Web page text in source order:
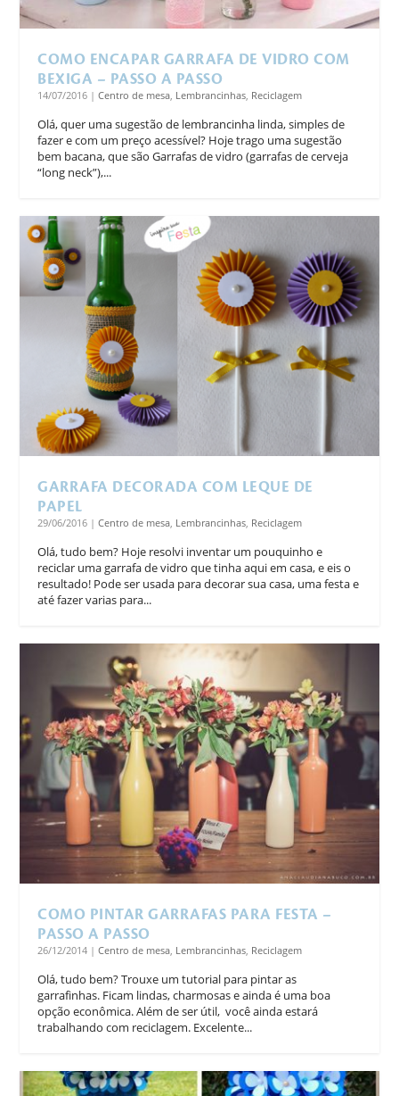
COMO ENCAPAR GARRAFA DE VIDRO COM
BEXIGA – PASSO A PASSO
14/07/2016 |Centro de mesa, Lembrancinhas, Reciclagem
Olá, quer uma sugestão de lembrancinha linda, simples de
fazer e com um preço acessível? Hoje trago uma sugestão
bem bacana, que são Garrafas de vidro (garrafas de cerveja
“long neck”),...
GARRAFA DECORADA COM LEQUE DE
PAPEL
29/06/2016 |Centro de mesa Lembrancinhas Reciclagem
Olá, tudo bem? Hoje resolvi inventar um pouquinho e
reciclar uma garrafa de vidro que tinha aqui em casa, e eis o
resultado! Pode ser usada para decorar sua casa, uma festa e
até fazer varias para...
COMO PINTAR GARRAFAS PARA FESTA –
PASSO A PASSO
26/12/2014 |Centro de mesa Lembrancinhas Reciclagem
Olá, tudo bem? Trouxe um tutorial para pintar as
garrafinhas. Ficam lindas, charmosas e ainda é uma boa
opção econômica. Além de ser útil, você ainda estará
trabalhando com reciclagem. Excelente...